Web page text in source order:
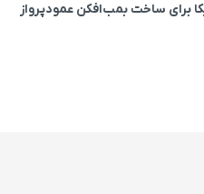
برای ساخت بمب‌افکن عمودپرواز